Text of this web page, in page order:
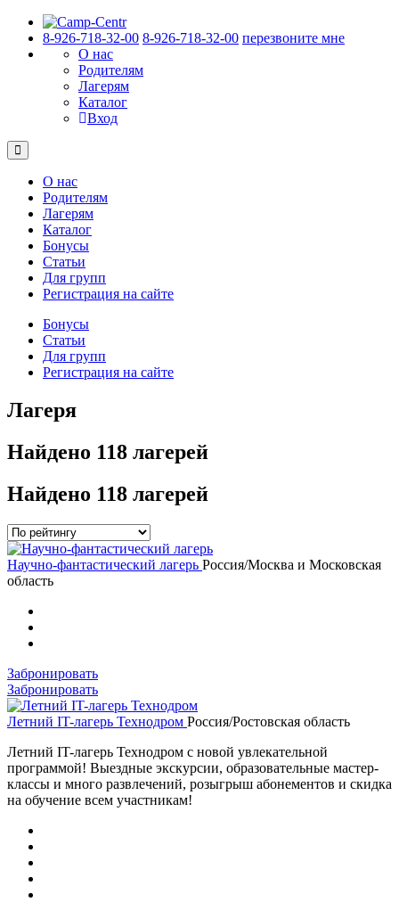
8-926-718-32-00 8-926-718-32-00 перезвоните мне
О нас
Родителям
Лагерям
Каталог
Вход
О нас
Родителям
Лагерям
Каталог
Бонусы
Статьи
Для групп
Регистрация на сайте
Бонусы
Статьи
Для групп
Регистрация на сайте
Лагеря
Найдено 118 лагерей
Найдено 118 лагерей
Научно-фантастический лагерь Россия/Москва и Московская
область
Забронировать
Забронировать
Летний IT-лагерь Технодром Россия/Ростовская область
Летний IT-лагерь Технодром с новой увлекательной
программой! Выездные экскурсии, образовательные мастер-
классы и много развлечений, розыгрыш абонементов и скидка
на обучение всем участникам!